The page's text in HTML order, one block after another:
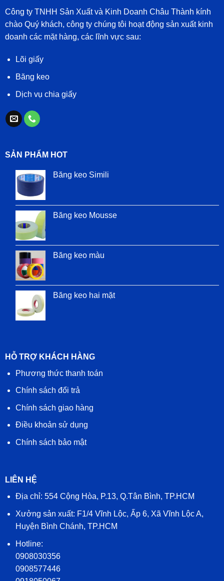
Công ty TNHH Sản Xuất và Kinh Doanh Châu Thành kính
chào Quý khách, công ty chúng tôi hoạt động sản xuất kinh
doanh các mặt hàng, các lĩnh vực sau:
Lõi giấy
Băng keo
Dịch vụ chia giấy
SẢN PHẨM HOT
Băng keo Simili
Băng keo Mousse
Băng keo màu
Băng keo hai mặt
HỖ TRỢ KHÁCH HÀNG
Phương thức thanh toán
Chính sách đổi trả
Chính sách giao hàng
Điều khoản sử dụng
Chính sách bảo mật
LIÊN HỆ
Địa chỉ: 554 Cộng Hòa, P.13, Q.Tân Bình, TP.HCM
Xưởng sản xuất: F1/4 Vĩnh Lộc, Ấp 6, Xã Vĩnh Lộc A,
Huyện Bình Chánh, TP.HCM
Hotline:
0908030356
0908577446